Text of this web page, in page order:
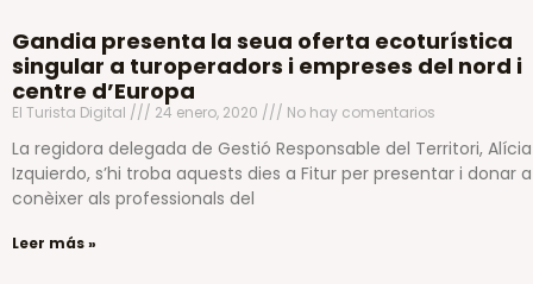
Gandia presenta la seua oferta ecoturística
singular a turoperadors i empreses del nord i
centre d’Europa
El Turista Digital 24 enero, 2020 No hay comentarios
La regidora delegada de Gestió Responsable del Territori, Alícia
Izquierdo, s’hi troba aquests dies a Fitur per presentar i donar a
conèixer als professionals del
Leer más »